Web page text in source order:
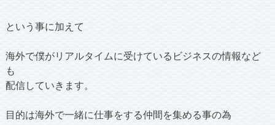
という事に加えて
海外で僕がリアルタイムに受けているビジネスの情報など
も
配信していきます。
目的は海外で一緒に仕事をする仲間を集める事の為